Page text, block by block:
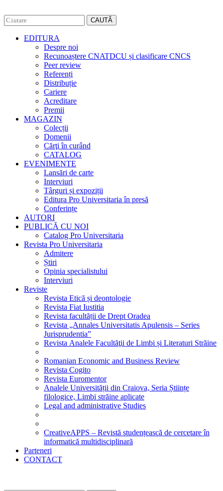
CAUTĂ
EDITURA
Despre noi
Recunoaștere CNATDCU și clasificare CNCS
Peer review
Referenți
Distribuție
Cariere
Acreditare
Premii
MAGAZIN
Colecții
Domenii
Cărţi în curând
CATALOG
EVENIMENTE
Lansări de carte
Interviuri
Târguri și expoziții
Editura Pro Universitaria în presă
Conferințe
AUTORI
PUBLICĂ CU NOI
Catalog Pro Universitaria
Revista Pro Universitaria
Admitere
Știri
Opinia specialistului
Interviuri
Reviste
Revista Etică și deontologie
Revista Fiat Iustitia
Revista facultății de Drept Oradea
Revista „Annales Universitatis Apulensis – Series
Jurisprudentia”
Revista Analele Facultăţii de Limbi și Literaturi Străine
Romanian Economic and Business Review
Revista Cogito
Revista Euromentor
Analele Universității din Craiova, Seria Științe
filologice, Limbi străine aplicate
Legal and administrative Studies
CreativeAPPS – Revistă studențească de cercetare în
informatică multidisciplinară
Parteneri
CONTACT